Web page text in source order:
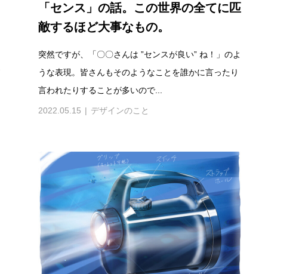
「センス」の話。この世界の全てに匹
敵するほど大事なもの。
突然ですが、「〇〇さんは ”センスが良い” ね！」のよ
うな表現。皆さんもそのようなことを誰かに言ったり
言われたりすることが多いので...
2022.05.15 デザインのこと